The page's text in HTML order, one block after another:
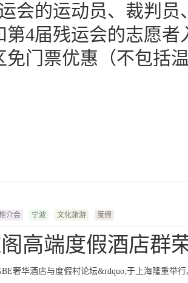
会的运动员、裁判
第4届残运会的志愿
免门票优惠（不包括
介会 宁波 文化旅游 度假
高端度假酒店群
奢华酒店与度假村论坛&rdquo;于上海隆重举行